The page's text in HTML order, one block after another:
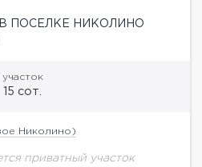
ПОСЕЛКЕ НИКОЛИНО
участок
15 сот.
Николино)
приватный участок